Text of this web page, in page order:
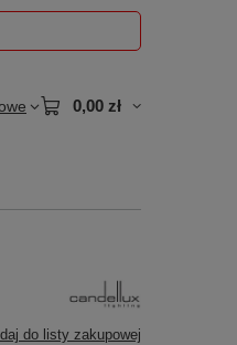
0,00 zł
do listy zakupowej